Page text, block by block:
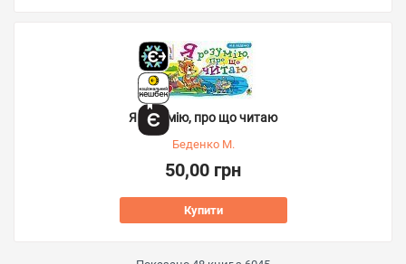
Я розумію, про що читаю
Беденко М.
50,00 грн
Купити